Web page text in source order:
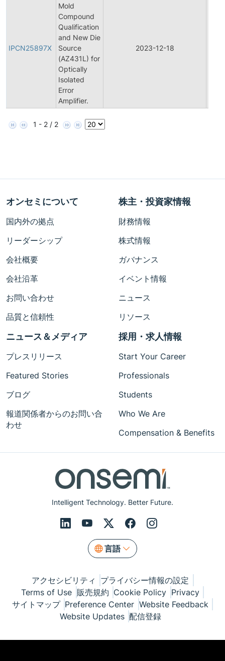
IPCN25897X
Mold
Compound
Qualification
and New Die
Source
(AZ431L) for
Optically
Isolated
Error
Amplifier.
2023-12-18
1 - 2 / 2
Intelligent Technology. Better Future.
言語
オンセミについて
国内外の拠点
リーダーシップ
会社概要
会社沿革
お問い合わせ
品質と信頼性
株主・投資家情報
財務情報
株式情報
ガバナンス
イベント情報
ニュース
リソース
ニュース＆メディア
プレスリリース
Featured Stories
ブログ
報道関係者からのお問い合
わせ
採用・求人情報
Start Your Career
Professionals
Students
Who We Are
Compensation & Benefits
アクセシビリティ
プライバシー情報の設定
Terms of Use 販売規約 Cookie Policy Privacy
サイトマップ Preference Center Website Feedback
Website Updates 配信登録
© Copyright 1999-2026 Semiconductor Components